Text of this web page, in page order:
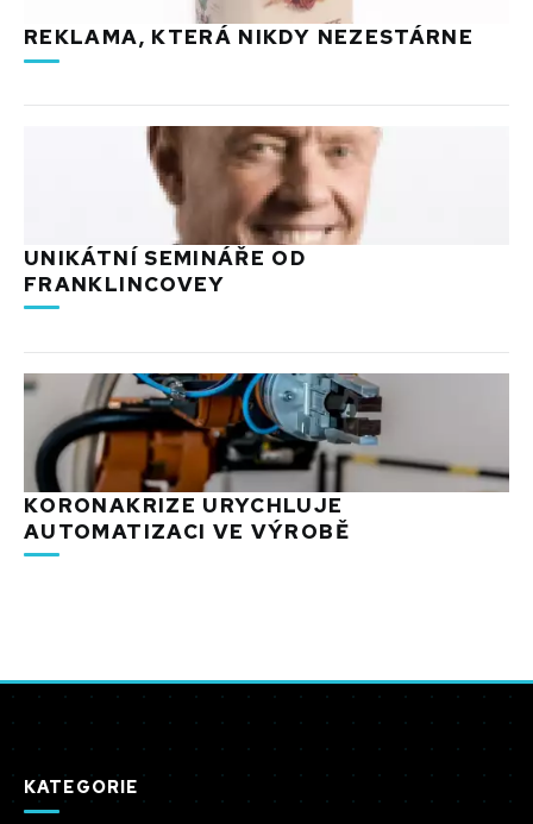
REKLAMA, KTERÁ NIKDY NEZESTÁRNE
UNIKÁTNÍ SEMINÁŘE OD
FRANKLINCOVEY
KORONAKRIZE URYCHLUJE
AUTOMATIZACI VE VÝROBĚ
KATEGORIE